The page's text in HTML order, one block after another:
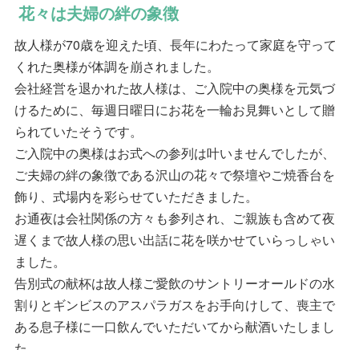
花々は夫婦の絆の象徴
故人様が70歳を迎えた頃、長年にわたって家庭を守って
くれた奥様が体調を崩されました。
会社経営を退かれた故人様は、ご入院中の奥様を元気づ
けるために、毎週日曜日にお花を一輪お見舞いとして贈
られていたそうです。
ご入院中の奥様はお式への参列は叶いませんでしたが、
ご夫婦の絆の象徴である沢山の花々で祭壇やご焼香台を
飾り、式場内を彩らせていただきました。
お通夜は会社関係の方々も参列され、ご親族も含めて夜
遅くまで故人様の思い出話に花を咲かせていらっしゃい
ました。
告別式の献杯は故人様ご愛飲のサントリーオールドの水
割りとギンビスのアスパラガスをお手向けして、喪主で
ある息子様に一口飲んでいただいてから献酒いたしまし